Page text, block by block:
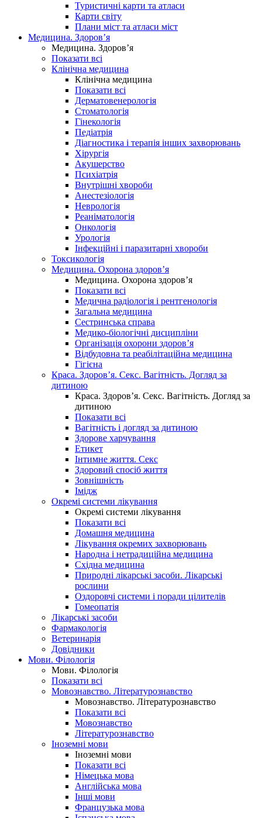
Туристичні карти та атласи
Карти світу
Плани міст та атласи міст
Медицина. Здоров’я
Медицина. Здоров’я
Показати всі
Клінічна медицина
Клінічна медицина
Показати всі
Дерматовенерологія
Стоматологія
Гінекологія
Педіатрія
Діагностика і терапія інших захворювань
Хірургія
Акушерство
Психіатрія
Внутрішні хвороби
Анестезіологія
Неврологія
Реаніматологія
Онкологія
Урологія
Інфекційні і паразитарні хвороби
Токсикологія
Медицина. Охорона здоров’я
Медицина. Охорона здоров’я
Показати всі
Медична радіологія і рентгенологія
Загальна медицина
Сестринська справа
Медико-біологічні дисципліни
Організація охорони здоров’я
Відбудовна та реабілітаційна медицина
Гігієна
Краса. Здоров’я. Секс. Вагітність. Догляд за
дитиною
Краса. Здоров’я. Секс. Вагітність. Догляд за
дитиною
Показати всі
Вагітність і догляд за дитиною
Здорове харчування
Етикет
Інтимне життя. Секс
Здоровий спосіб життя
Зовнішність
Імідж
Окремі системи лікування
Окремі системи лікування
Показати всі
Домашня медицина
Лікування окремих захворювань
Народна і нетрадиційна медицина
Східна медицина
Природні лікарські засоби. Лікарські
рослини
Оздоровчі системи і поради цілителів
Гомеопатія
Лікарські засоби
Фармакологія
Ветеринарія
Довідники
Мови. Філологія
Мови. Філологія
Показати всі
Мовознавство. Літературознавство
Мовознавство. Літературознавство
Показати всі
Мовознавство
Літературознавство
Іноземні мови
Іноземні мови
Показати всі
Німецька мова
Англійська мова
Інші мови
Французька мова